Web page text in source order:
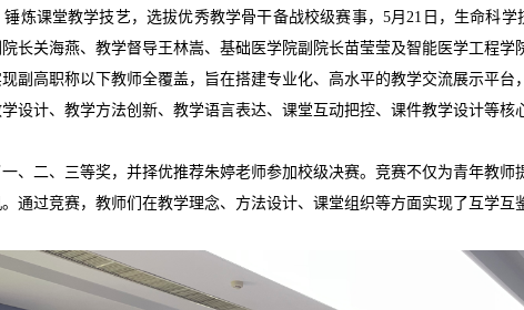
炼课堂教学技艺，选拔优秀教学骨干备战校级赛事， 5月21日，生命科学
长关海燕、教学督导王林嵩、基础医学院副院长苗莹莹及智能医学工程学
副高职称以下教师全覆盖，旨在搭建专业化、高水平的教学交流展示平
设计、教学方法创新、教学语言表达、课堂互动把控、课件教学设计等
、二、三等奖，并择优推荐朱婷老师参加校级决赛。竞赛不仅为青年教师
通过竞赛，教师们在教学理念、方法设计、课堂组织等方面实现了互学互